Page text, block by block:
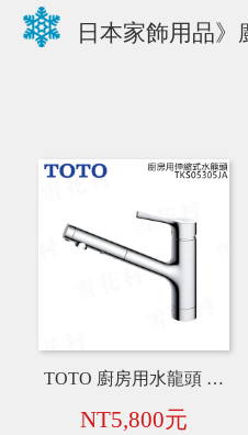
日本家飾用品》
TOTO 廚房用水龍頭 TKS05305JA 伸縮水龍頭
NT5,800元